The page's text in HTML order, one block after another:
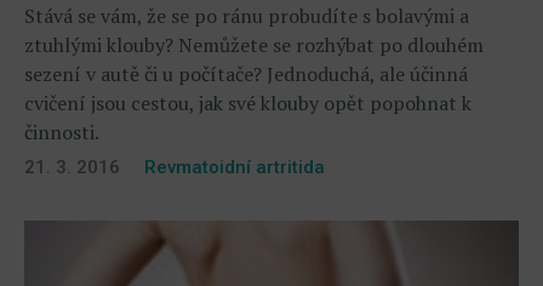
Stává se vám, že se po ránu probudíte s bolavými a
ztuhlými klouby? Nemůžete se rozhýbat po dlouhém
sezení v autě či u počítače? Jednoduchá, ale účinná
cvičení jsou cestou, jak své klouby opět popohnat k
činnosti.
21. 3. 2016 Revmatoidní artritida